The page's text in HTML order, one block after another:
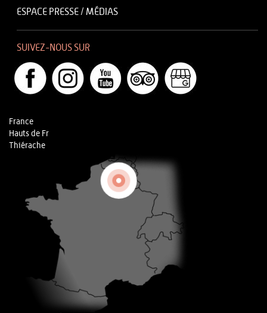
ESPACE PRESSE / MÉDIAS
SUIVEZ-NOUS SUR
France
Hauts de Fr
Thiérache